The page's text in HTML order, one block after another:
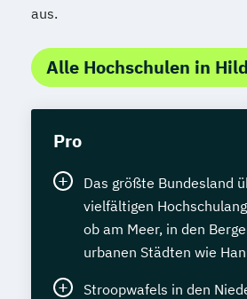
aus.
Alle Hochschulen in
Pro
Das größte Bundesland
vielfältigen
ob am Meer, in den
urbanen Städten wie
Stroopwafels in den